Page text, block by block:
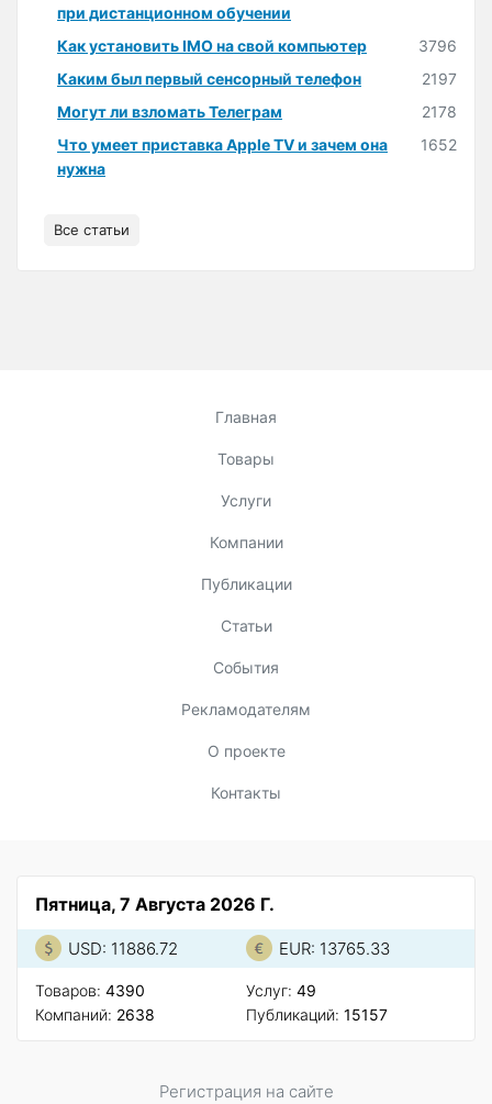
при дистанционном обучении
Как установить IMO на свой компьютер
3796
Каким был первый сенсорный телефон
2197
Могут ли взломать Телеграм
2178
Что умеет приставка Apple TV и зачем она
нужна
1652
Все статьи
Главная
Товары
Услуги
Компании
Публикации
Статьи
События
Рекламодателям
О проекте
Контакты
Пятница, 7 Августа 2026 Г.
USD: 11886.72 EUR: 13765.33
Товаров: 4390
Компаний: 2638
Услуг: 49
Публикаций: 15157
Регистрация на сайте